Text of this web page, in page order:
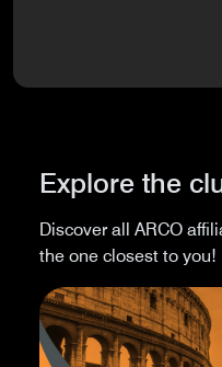
Explore the
Discover all ARCO
the one closest to you!